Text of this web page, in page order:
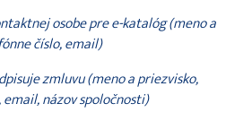
osobe pre e-katalóg (meno a
číslo, email)
zmluvu (meno a priezvisko,
názov spoločnosti)